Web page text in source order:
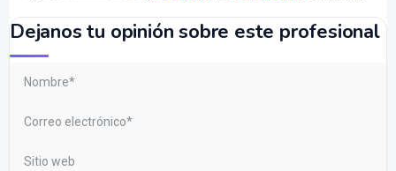
Dejanos tu opinión sobre este profesional